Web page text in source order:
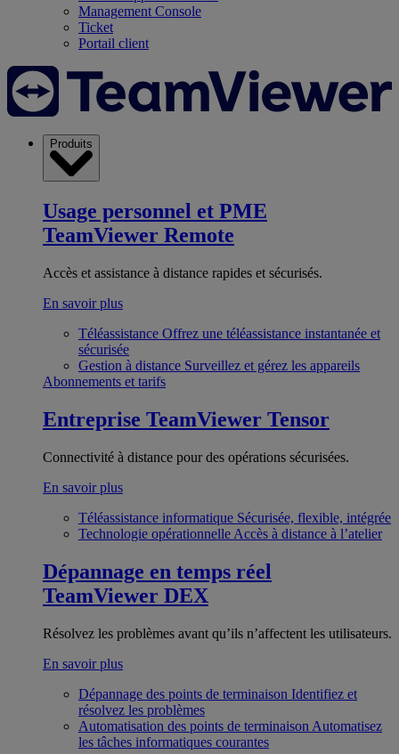
Management Console
Ticket
Portail client
Produits
Usage personnel et PME
TeamViewer Remote
Accès et assistance à distance rapides et sécurisés.
En savoir plus
Téléassistance Offrez une téléassistance instantanée et
sécurisée
Gestion à distance Surveillez et gérez les appareils
Abonnements et tarifs
Entreprise TeamViewer Tensor
Connectivité à distance pour des opérations sécurisées.
En savoir plus
Téléassistance informatique Sécurisée, flexible, intégrée
Technologie opérationnelle Accès à distance à l’atelier
Dépannage en temps réel
TeamViewer DEX
Résolvez les problèmes avant qu’ils n’affectent les utilisateurs.
En savoir plus
Dépannage des points de terminaison Identifiez et
résolvez les problèmes
Automatisation des points de terminaison Automatisez
les tâches informatiques courantes